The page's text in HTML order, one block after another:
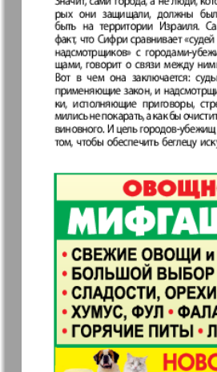
873
Германия плюс
Домашний
кулинар
Европа экспресс
Закон и люди
Известия BW
Кенгуру